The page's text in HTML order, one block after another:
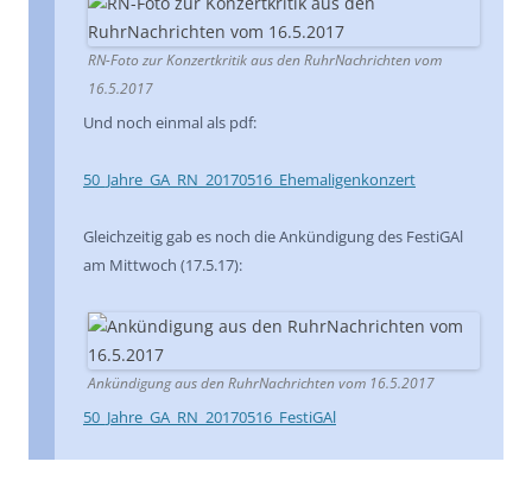
RN-Foto zur Konzertkritik aus den RuhrNachrichten vom
16.5.2017
Und noch einmal als pdf:
50_Jahre_GA_RN_20170516_Ehemaligenkonzert
Gleichzeitig gab es noch die Ankündigung des FestiGAl
am Mittwoch (17.5.17):
Ankündigung aus den RuhrNachrichten vom 16.5.2017
50_Jahre_GA_RN_20170516_FestiGAl